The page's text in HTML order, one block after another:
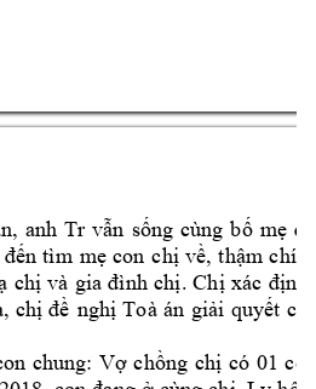
anh Tr vẫn sống cùng bố mẹ
đến tìm mẹ con chị về, thậm chí
chị và gia đình chị. Chị xác định
chị đề nghị Toà án giải quyết
chung: Vợ chồng chị có 01